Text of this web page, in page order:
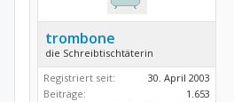
trombone
die Schreibtischtäterin
Registriert seit:
30. April 2003
Beiträge:
1.653